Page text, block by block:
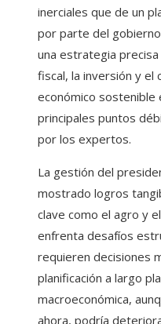
inerciales que de un
por parte del
una estrategia
fiscal, la inversión y el
económico sostenible
principales puntos
por los expertos.
La gestión del
mostrado logros
clave como el agro y
enfrenta desafíos
requieren decisiones
planificación a largo
macroeconómica,
ahora, podría